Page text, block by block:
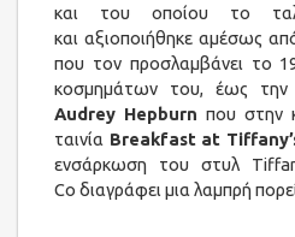
και του οποίου το
και αξιοποιήθηκε αμέσως
που τον προσλαμβάνει το
κοσμημάτων του, έως την
Audrey Hepburn που στην
ταινία Breakfast at
ενσάρκωση του στυλ
Co διαγράφει μια λαμπρή